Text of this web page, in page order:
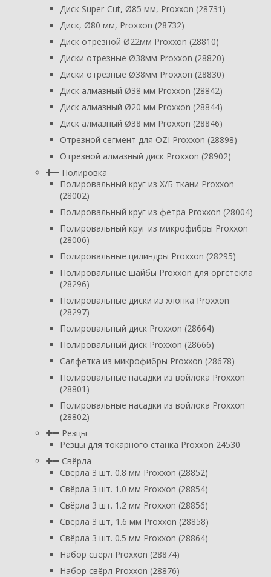
Диск Super-Cut, Ø85 мм, Proxxon (28731)
Диск, Ø80 мм, Proxxon (28732)
Диск отрезной Ø22мм Proxxon (28810)
Диски отрезные Ø38мм Proxxon (28820)
Диски отрезные Ø38мм Proxxon (28830)
Диск алмазный Ø38 мм Proxxon (28842)
Диск алмазный Ø20 мм Proxxon (28844)
Диск алмазный Ø38 мм Proxxon (28846)
Отрезной сегмент для OZI Proxxon (28898)
Отрезной алмазный диск Proxxon (28902)
Полировка
Полировальный круг из Х/Б ткани Proxxon
(28002)
Полировальный круг из фетра Proxxon (28004)
Полировальный круг из микрофибры Proxxon
(28006)
Полировальные цилиндры Proxxon (28295)
Полировальные шайбы Proxxon для оргстекла
(28296)
Полировальные диски из хлопка Proxxon
(28297)
Полировальный диск Proxxon (28664)
Полировальный диск Proxxon (28666)
Салфетка из микрофибры Proxxon (28678)
Полировальные насадки из войлока Proxxon
(28801)
Полировальные насадки из войлока Proxxon
(28802)
Резцы
Резцы для токарного станка Proxxon 24530
Свёрла
Свёрла 3 шт. 0.8 мм Proxxon (28852)
Свёрла 3 шт. 1.0 мм Proxxon (28854)
Свёрла 3 шт. 1.2 мм Proxxon (28856)
Свёрла 3 шт, 1.6 мм Proxxon (28858)
Свёрла 3 шт. 0.5 мм Proxxon (28864)
Набор свёрл Proxxon (28874)
Набор свёрл Proxxon (28876)